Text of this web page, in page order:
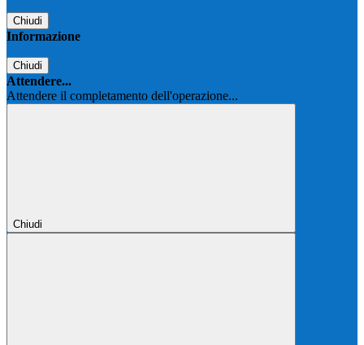
Chiudi
Informazione
Chiudi
Attendere...
Attendere il completamento dell'operazione...
Chiudi